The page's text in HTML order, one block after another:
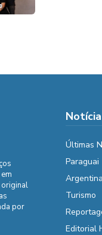
por
Últimas
Paraguai
Turismo
Editorial